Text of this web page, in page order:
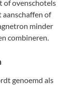
of ovenschotels
aanschaffen of
minder
combineren.
genoemd als